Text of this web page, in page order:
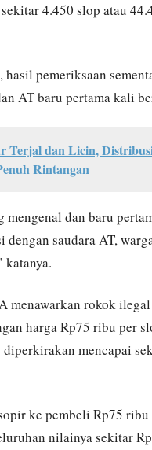
4.450 slop atau
pemeriksaan
AT baru pertama kali
Terjal dan Licin,
Rintangan
mengenal dan baru
dengan saudara AT,
katanya.
menawarkan rokok
harga Rp75 ribu per
mencapai
ke pembeli Rp75 ribu
nilainya sekitar